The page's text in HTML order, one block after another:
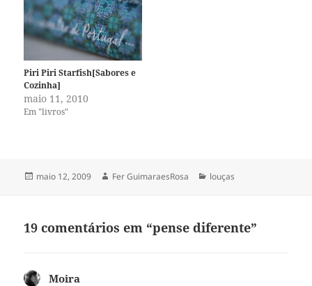
Piri Piri Starfish[Sabores e
Cozinha]
maio 11, 2010
Em "livros"
Publicado
maio 12, 2009 Autor
Fer GuimaraesRosa Categorias
louças
19 comentários em “pense diferente”
Moira